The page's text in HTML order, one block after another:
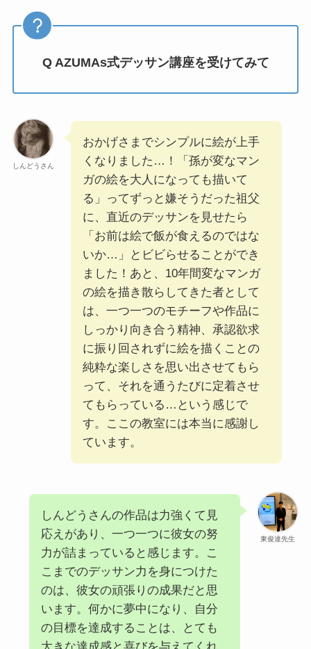
Q AZUMAs式デッサン講座を受けてみて
しんどうさん
おかげさまでシンプルに絵が上手
くなりました…！「孫が変なマン
ガの絵を大人になっても描いて
る」ってずっと嫌そうだった祖父
に、直近のデッサンを見せたら
「お前は絵で飯が食えるのではな
いか…」とビビらせることができ
ました！あと、10年間変なマンガ
の絵を描き散らしてきた者として
は、一つ一つのモチーフや作品に
しっかり向き合う精神、承認欲求
に振り回されずに絵を描くことの
純粋な楽しさを思い出させてもら
って、それを通うたびに定着させ
てもらっている…という感じで
す。ここの教室には本当に感謝し
ています。
東俊達先生
しんどうさんの作品は力強くて見
応えがあり、一つ一つに彼女の努
力が詰まっていると感じます。こ
こまでのデッサン力を身につけた
のは、彼女の頑張りの成果だと思
います。何かに夢中になり、自分
の目標を達成することは、とても